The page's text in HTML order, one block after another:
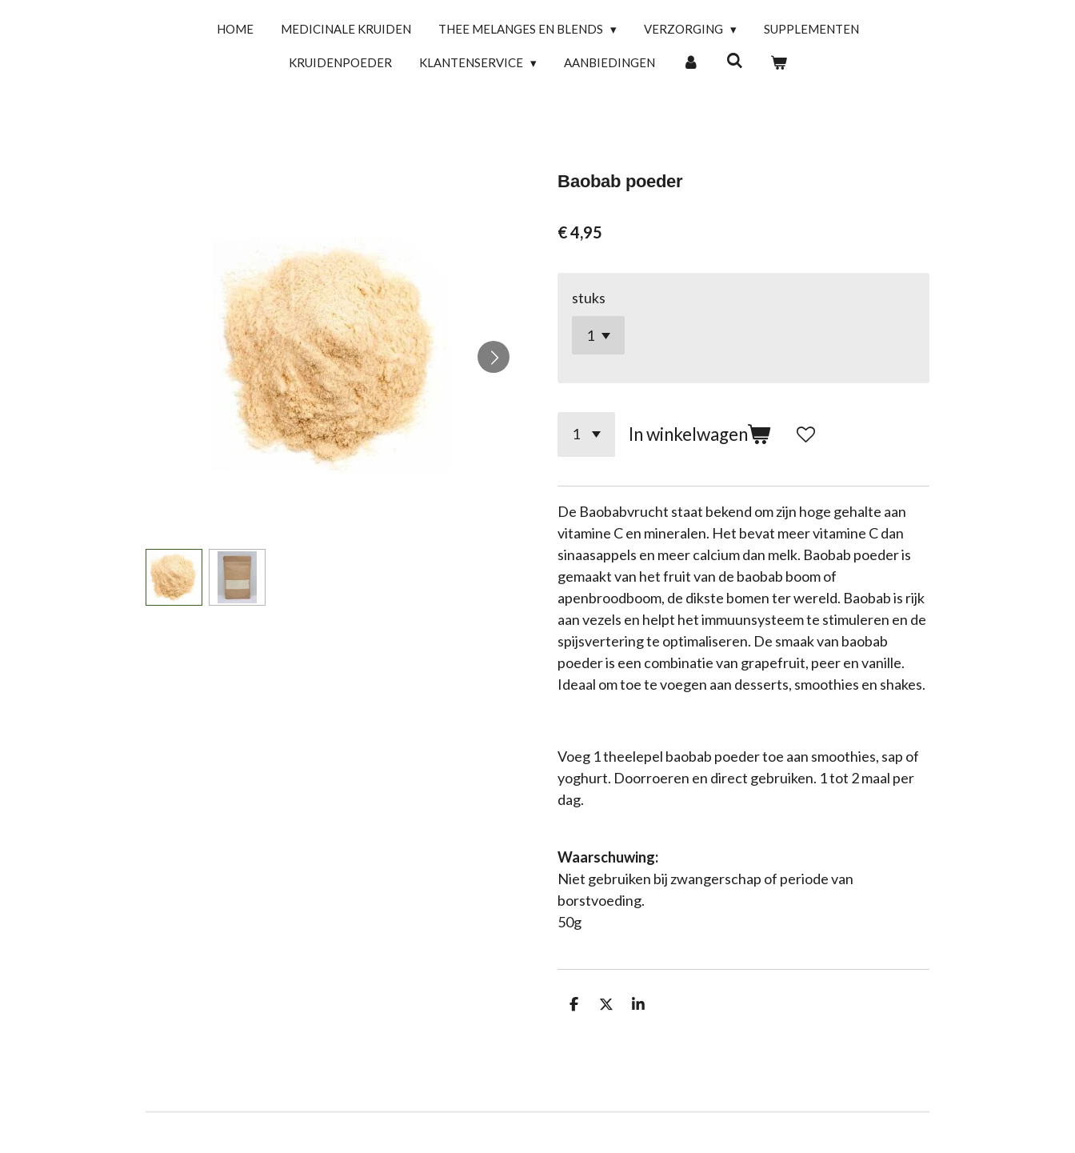
HOME MEDICINALE KRUIDEN THEE MELANGES EN BLENDS VERZORGING SUPPLEMENTEN
KRUIDENPOEDER KLANTENSERVICE AANBIEDINGEN
Baobab poeder
€ 4,95
stuks
In winkelwagen
De Baobabvrucht staat bekend om zijn hoge gehalte aan
vitamine C en mineralen. Het bevat meer vitamine C dan
sinaasappels en meer calcium dan melk. Baobab poeder is
gemaakt van het fruit van de baobab boom of
apenbroodboom, de dikste bomen ter wereld. Baobab is rijk
aan vezels en helpt het immuunsysteem te stimuleren en de
spijsvertering te optimaliseren. De smaak van baobab
poeder is een combinatie van grapefruit, peer en vanille.
Ideaal om toe te voegen aan desserts, smoothies en shakes.
Voeg 1 theelepel baobab poeder toe aan smoothies, sap of
yoghurt. Doorroeren en direct gebruiken. 1 tot 2 maal per
dag.
Waarschuwing:
Niet gebruiken bij zwangerschap of periode van
borstvoeding.
50g
D
D
S